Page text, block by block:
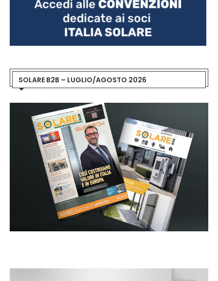
SOLARE B2B – LUGLIO/AGOSTO 2026